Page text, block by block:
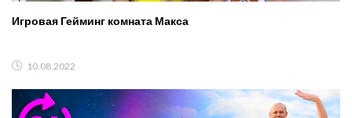
Игровая Гейминг комната Макса
10.08.2022